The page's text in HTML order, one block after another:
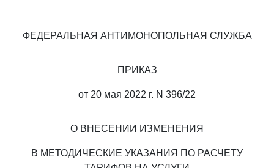
ФЕДЕРАЛЬНАЯ АНТИМОНОПОЛЬНАЯ СЛУЖБА
ПРИКАЗ
от 20 мая 2022 г. N 396/22
О ВНЕСЕНИИ ИЗМЕНЕНИЯ
В МЕТОДИЧЕСКИЕ УКАЗАНИЯ ПО РАСЧЕТУ